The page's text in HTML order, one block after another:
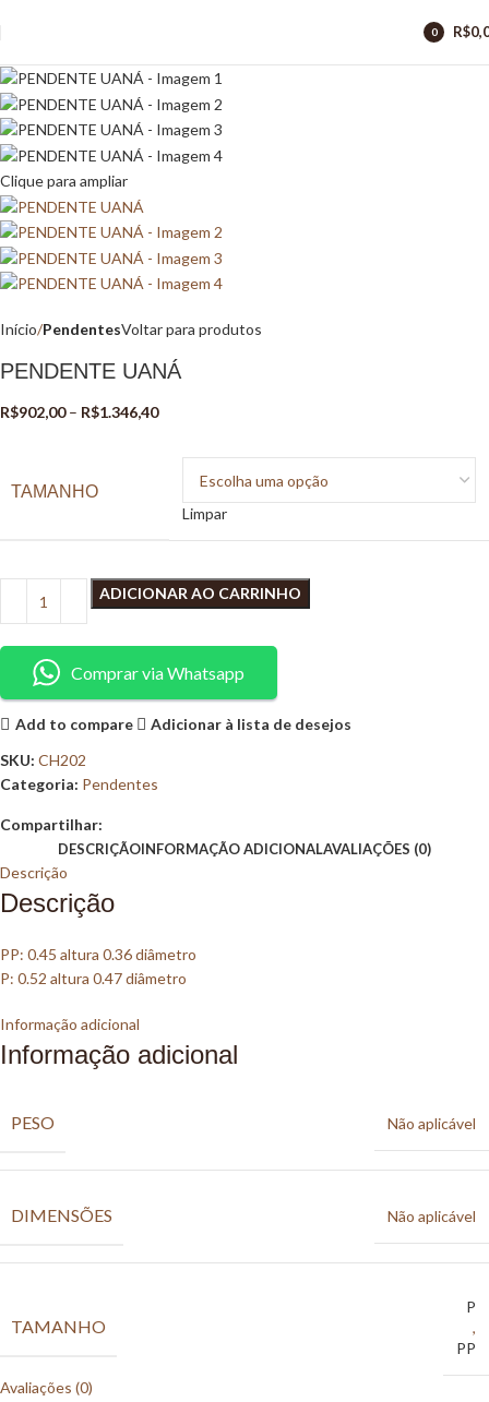
0
R$
Clique para ampliar
Início PendentesVoltar para produtos
PENDENTE UANÁ
R$902,00 – R$1.346,40
TAMANHO
Limpar
ADICIONAR AO CARRINHO
Comprar via Whatsapp
Add to compare
Adicionar à lista de desejos
SKU: CH202
Categoria: Pendentes
Compartilhar:
DESCRIÇÃOINFORMAÇÃO ADICIONALAVALIAÇÕES (0)
Descrição
Descrição
PP: 0.45 altura 0.36 diâmetro
P: 0.52 altura 0.47 diâmetro
Informação adicional
Informação adicional
PESO Não aplicável
DIMENSÕES Não aplicável
TAMANHO
P
,
PP
Avaliações (0)